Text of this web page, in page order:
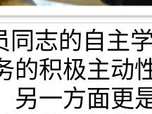
同志的自主
的积极主动
另一方面更